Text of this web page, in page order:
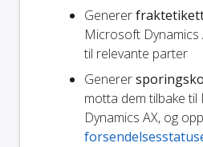
Generer
Microsoft Dynamics
til relevante parter
Generer
motta dem tilbake
Dynamics AX, og